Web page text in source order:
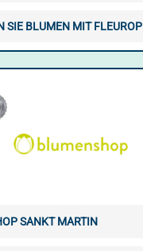
SIE BLUMEN MIT FLEUROP
SANKT MARTIN